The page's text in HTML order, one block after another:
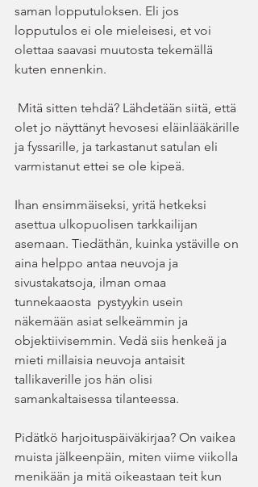
saman lopputuloksen. Eli jos
lopputulos ei ole mieleisesi, et voi
olettaa saavasi muutosta tekemällä
kuten ennenkin.
Mitä sitten tehdä? Lähdetään siitä, että
olet jo näyttänyt hevosesi eläinlääkärille
ja fyssarille, ja tarkastanut satulan eli
varmistanut ettei se ole kipeä.
Ihan ensimmäiseksi, yritä hetkeksi
asettua ulkopuolisen tarkkailijan
asemaan. Tiedäthän, kuinka ystäville on
aina helppo antaa neuvoja ja
sivustakatsoja, ilman omaa
tunnekaaosta  pystyykin usein
näkemään asiat selkeämmin ja
objektiivisemmin. Vedä siis henkeä ja
mieti millaisia neuvoja antaisit
tallikaverille jos hän olisi
samankaltaisessa tilanteessa.
Pidätkö harjoituspäiväkirjaa? On vaikea
muista jälkeenpäin, miten viime viikolla
menikään ja mitä oikeastaan teit kun